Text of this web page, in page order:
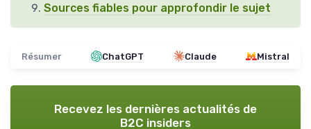
Sources fiables pour approfondir le sujet
Résumer ChatGPT Claude Mistral
Recevez les dernières actualités de
B2C insiders